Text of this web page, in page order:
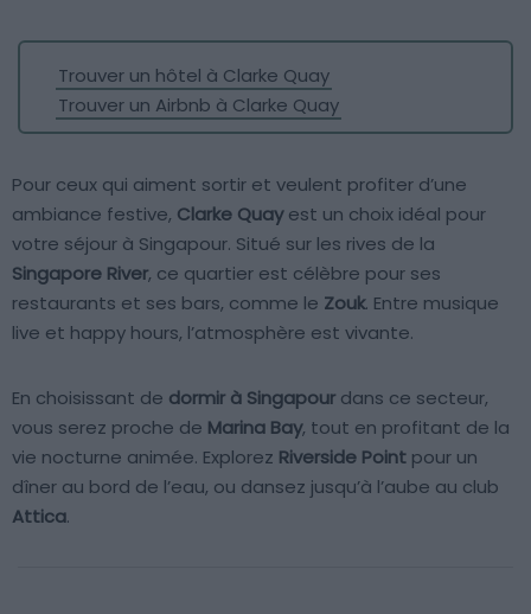
Trouver un hôtel à Clarke Quay
Trouver un Airbnb à Clarke Quay
Pour ceux qui aiment sortir et veulent profiter d’une
ambiance festive, Clarke Quayest un choix idéal pour
votre séjour à Singapour. Situé sur les rives de la
Singapore River, ce quartier est célèbre pour ses
restaurants et ses bars, comme le Zouk. Entre musique
live et happy hours, l’atmosphère est vivante.
En choisissant de dormir à Singapour dans ce secteur,
vous serez proche de Marina Bay, tout en profitant de la
vie nocturne animée. Explorez Riverside Point pour un
dîner au bord de l’eau, ou dansez jusqu’à l’aube au club
Attica.